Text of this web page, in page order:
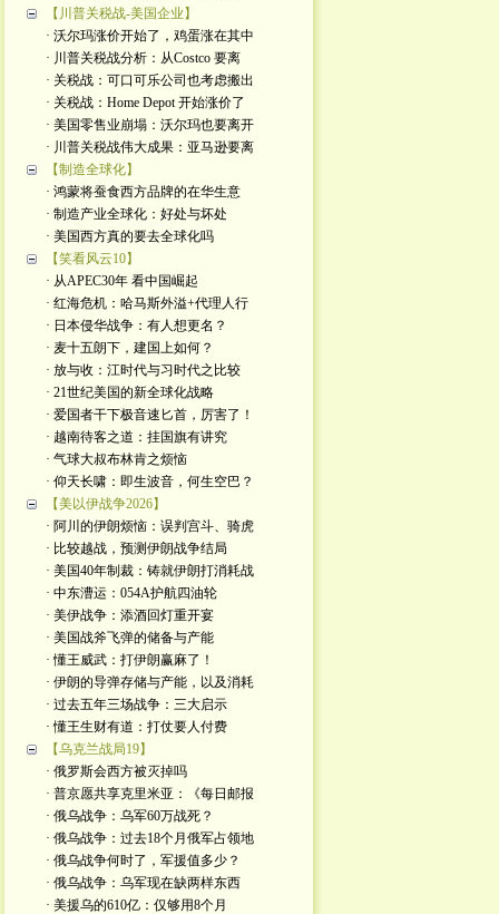
【川普关税战-美国企业】
· 沃尔玛涨价开始了，鸡蛋涨在其中
· 川普关税战分析：从Costco 要离
· 关税战：可口可乐公司也考虑搬出
· 关税战：Home Depot 开始涨价了
· 美国零售业崩塌：沃尔玛也要离开
· 川普关税战伟大成果：亚马逊要离
【制造全球化】
· 鸿蒙将蚕食西方品牌的在华生意
· 制造产业全球化：好处与坏处
· 美国西方真的要去全球化吗
【笑看风云10】
· 从APEC30年 看中国崛起
· 红海危机：哈马斯外溢+代理人行
· 日本侵华战争：有人想更名？
· 麦十五朗下，建国上如何？
· 放与收：江时代与习时代之比较
· 21世纪美国的新全球化战略
· 爱国者干下极音速匕首，厉害了！
· 越南待客之道：挂国旗有讲究
· 气球大叔布林肯之烦恼
· 仰天长啸：即生波音，何生空巴？
【美以伊战争2026】
· 阿川的伊朗烦恼：误判宫斗、骑虎
· 比较越战，预测伊朗战争结局
· 美国40年制裁：铸就伊朗打消耗战
· 中东漕运：054A护航四油轮
· 美伊战争：添酒回灯重开宴
· 美国战斧飞弹的储备与产能
· 懂王威武：打伊朗赢麻了！
· 伊朗的导弹存储与产能，以及消耗
· 过去五年三场战争：三大启示
· 懂王生财有道：打仗要人付费
【乌克兰战局19】
· 俄罗斯会西方被灭掉吗
· 普京愿共享克里米亚：《每日邮报
· 俄乌战争：乌军60万战死？
· 俄乌战争：过去18个月俄军占领地
· 俄乌战争何时了，军援值多少？
· 俄乌战争：乌军现在缺两样东西
· 美援乌的610亿：仅够用8个月